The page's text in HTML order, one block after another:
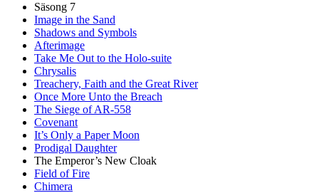
Säsong 7
Image in the Sand
Shadows and Symbols
Afterimage
Take Me Out to the Holo-suite
Chrysalis
Treachery, Faith and the Great River
Once More Unto the Breach
The Siege of AR-558
Covenant
It’s Only a Paper Moon
Prodigal Daughter
The Emperor’s New Cloak
Field of Fire
Chimera